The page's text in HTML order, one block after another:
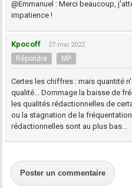
@Emmanuel : Merci beaucoup,
impatience !
Kpocoff 27 mai 2022
Répondre MP
Certes les chiffres : mais quantité
qualité... Dommage la baisse de
les qualités rédactionnelles de
ou la stagnation de la
rédactionnelles sont au plus bas...
Poster un commentaire